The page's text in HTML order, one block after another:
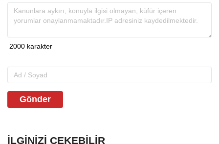
Gönder
İLGINIZI ÇEKEBILIR